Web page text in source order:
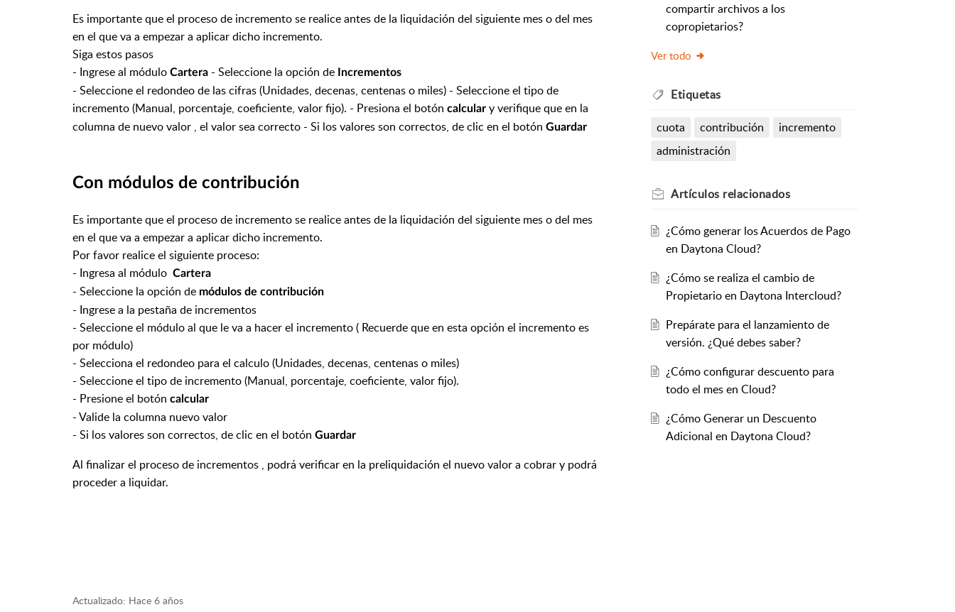
Es importante que el proceso de incremento se realice antes de la liquidación del siguiente mes o del mes
en el que va a empezar a aplicar dicho incremento.
Siga estos pasos
- Ingrese al módulo Cartera - Seleccione la opción de Incrementos
- Seleccione el redondeo de las cifras (Unidades, decenas, centenas o miles) - Seleccione el tipo de
incremento (Manual, porcentaje, coeficiente, valor fijo). - Presiona el botón calcular y verifique que en la
columna de nuevo valor , el valor sea correcto - Si los valores son correctos, de clic en el botón Guardar
Con módulos de contribución
Es importante que el proceso de incremento se realice antes de la liquidación del siguiente mes o del mes
en el que va a empezar a aplicar dicho incremento.
Por favor realice el siguiente proceso:
- Ingresa al módulo Cartera
- Seleccione la opción de módulos de contribución
- Ingrese a la pestaña de incrementos
- Seleccione el módulo al que le va a hacer el incremento ( Recuerde que en esta opción el incremento es
por módulo)
- Selecciona el redondeo para el calculo(Unidades, decenas, centenas o miles)
- Seleccione el tipo de incremento (Manual, porcentaje, coeficiente, valor fijo).
- Presione el botón calcular
- Valide la columna nuevo valor
- Si los valores son correctos, de clic en el botón Guardar
Al finalizar el proceso de incrementos , podrá verificar en la preliquidación el nuevo valor a cobrar y podrá
proceder a liquidar.
Actualizado: Hace 6 años
compartir archivos a los
copropietarios?
Ver todo
Etiquetas
cuota contribución
incremento
administración
Artículos relacionados
¿Cómo generar los Acuerdos de Pago
en Daytona Cloud?
¿Cómo se realiza el cambio de
Propietario en Daytona Intercloud?
Prepárate para el lanzamiento de
versión. ¿Qué debes saber?
¿Cómo configurar descuento para
todo el mes en Cloud?
¿Cómo Generar un Descuento
Adicional en Daytona Cloud?